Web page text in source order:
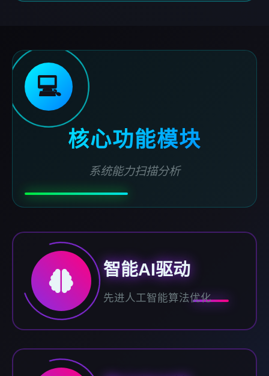
💻
核心功能模块
系统能力扫描分析
智能AI驱动
先进人工智能算法优化